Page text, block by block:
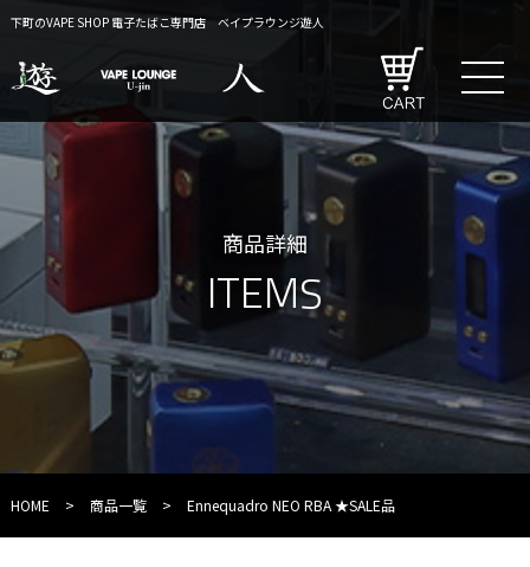
下町のVAPE SHOP 電子たばこ専門店 ベイプラウンジ遊人
商品詳細
ITEMS
HOME > 商品一覧 > Ennequadro NEO RBA ★SALE品